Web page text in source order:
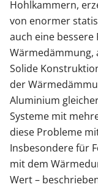
Hohlkammern,
von enormer
auch eine bessere
Wärmedämmung,
Solide
der
Aluminium
Systeme mit
diese Probleme
Insbesondere für
mit dem
Wert –